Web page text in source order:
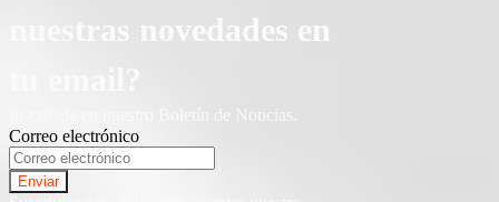
nuestras novedades en
Inscríbete en nuestro Boletín de Noticias.
Correo electrónico